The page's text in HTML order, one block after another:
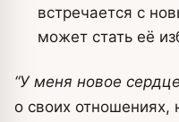
встречается с
может стать её
“У меня новое
о своих отношениях,